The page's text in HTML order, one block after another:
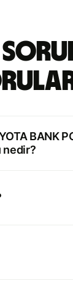
BANK
nedir?